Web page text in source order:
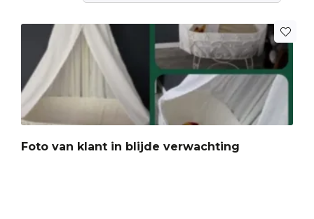
Foto van klant in blijde verwachting